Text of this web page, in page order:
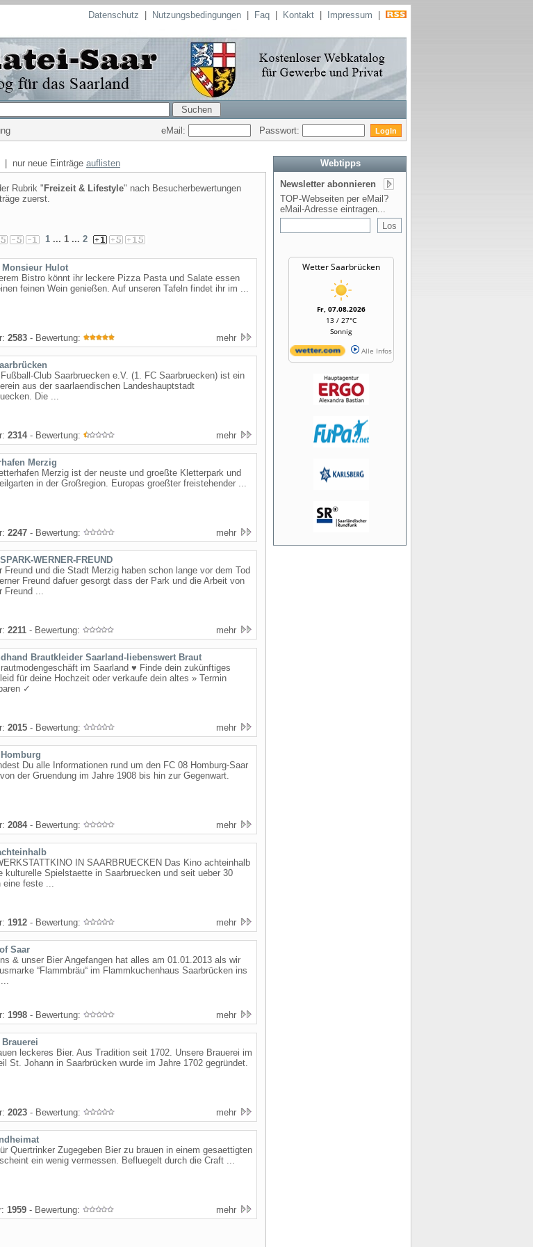
Datenschutz Nutzungsbedingungen Faq Kontakt Impressum
eMail: Passwort:
| nur neue Einträge auflisten
Rubrik "Freizeit & Lifestyle" nach Besucherbewertungen
zuerst.
1... 1 ... 2
Monsieur Hulot
Bistro könnt ihr leckere Pizza Pasta und Salate essen
feinen Wein genießen. Auf unseren Tafeln findet ihr im ...
2583 - Bewertung: mehr
Club Saarbruecken e.V. (1. FC Saarbruecken) ist ein
aus der saarlaendischen Landeshauptstadt
Die ...
2314- Bewertung: mehr
Merzig
Merzig ist der neuste und groeßte Kletterpark und
in der Großregion. Europas groeßter freistehender ...
2247 - Bewertung: mehr
WERNER-FREUND
Freund und die Stadt Merzig haben schon lange vor dem Tod
Freund dafuer gesorgt dass der Park und die Arbeit von
Freund ...
2211 - Bewertung: mehr
Brautkleider Saarland-liebenswert Braut
im Saarland ♥ Finde dein zukünftiges
für deine Hochzeit oder verkaufe dein altes » Termin
✓
2015 - Bewertung: mehr
Homburg
Du alle Informationen rund um den FC 08 Homburg-Saar
der Gruendung im Jahre 1908 bis hin zur Gegenwart.
2084- Bewertung: mehr
IN SAAR­BRUECKEN Das Kino achteinhalb
kulturelle Spielstaette in Saarbruecken und seit ueber 30
eine feste ...
1912 - Bewertung: mehr
Saar
& unser Bier Angefangen hat alles am 01.01.2013 als wir
“Flammbräu“ im Flammkuchenhaus Saarbrücken ins
1998 - Bewertung: mehr
Brauerei
leckeres Bier. Aus Tradition seit 1702. Unsere Brauerei im
St. Johann in Saarbrücken wurde im Jahre 1702 gegründet.
2023 - Bewertung: mehr
Quertrinker Zugegeben Bier zu brauen in einem gesaettigten
ein wenig vermessen. Befluegelt durch die Craft ...
1959 - Bewertung: mehr
Webtipps
Newsletter abonnieren
TOP-Webseiten per eMail?
eMail-Adresse eintragen...
Wetter Saarbrücken
Fr, 07.08.2026
13 / 27°C
Sonnig
Alle Infos